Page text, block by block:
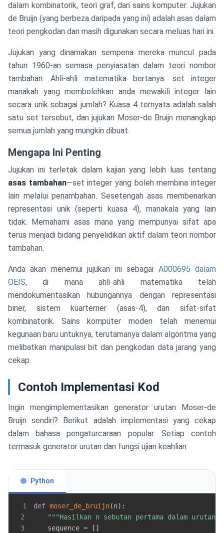
dalam kombinatorik, teori graf, dan sains komputer. Jujukan
de Bruijn (yang berbeza daripada yang ini) adalah asas dalam
teori pengkodan dan masih digunakan secara meluas hari ini.
Jujukan yang dinamakan sempena mereka muncul pada
tahun 1960-an semasa penyiasatan dalam teori nombor
tambahan. Ahli-ahli matematika bertanya: set integer
manakah yang membolehkan anda mewakili integer lain
secara unik sebagai jumlah? Kuasa 4 ternyata adalah salah
satu set tersebut, dan jujukan Moser-de Bruijn menangkap
semua jumlah yang mungkin dibuat.
Mengapa Ini Penting
Jujukan ini terletak dalam kajian yang lebih luas tentang
asas tambahan—set integer yang boleh membina integer
lain melalui penambahan. Sesetengah asas membenarkan
representasi unik (seperti kuasa 4), manakala yang lain
tidak. Memahami asas mana yang mempunyai sifat apa
terus menjadi bidang penyelidikan aktif dalam teori nombor
tambahan.
Anda akan menemui jujukan ini sebagai A000695 dalam
OEIS, di mana ahli-ahli matematika telah
mendokumentasikan hubungannya dengan representasi
biner, sistem kuarterner (asas-4), dan sifat-sifat
kombinatorik. Sains komputer moden telah menemui
kegunaan baru untuknya, terutamanya dalam algoritma yang
melibatkan manipulasi bit dan pengkodan data jarang yang
cekap.
Contoh Implementasi Kod
Ingin mengimplementasikan generator urutan Moser-de
Bruijn sendiri? Berikut adalah implementasi yang cekap
dalam bahasa pengaturcaraan popular. Setiap contoh
termasuk generator urutan dan fungsi ujian keahlian.
Python
1 def moser_de_bruijn(n) :
2
"""Hasilkan n sebutan pertama dalam urutan
3
    sequence
= [ ]